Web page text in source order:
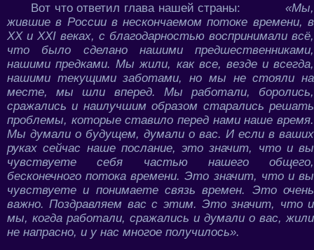
Вот что ответил глава нашей страны:
«Мы,
жившие в России в нескончаемом потоке времени, в
XX и XXI веках, с благодарностью воспринимали всё,
что было сделано нашими предшественниками,
нашими предками. Мы жили, как все, везде и всегда,
нашими текущими заботами, но мы не стояли на
месте, мы шли вперед. Мы работали, боролись,
сражались и наилучшим образом старались решать
проблемы, которые ставило перед нами наше время.
Мы думали о будущем, думали о вас. И если в ваших
руках сейчас наше послание, это значит, что и вы
чувствуете себя частью нашего общего,
бесконечного потока времени. Это значит, что и вы
чувствуете и понимаете связь времен. Это очень
важно. Поздравляем вас с этим. Это значит, что и
мы, когда работали, сражались и думали о вас, жили
не напрасно, и у нас многое получилось».